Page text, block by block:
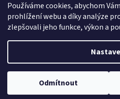
Používáme cookies, abychom
prohlížení webu a díky analýze
zlepšovali jeho funkce, výkon a
Odmítnout
Hmotnost: 0.8 kg
Vytvořil
Copyright 2026 .